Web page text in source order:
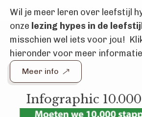
Wil je meer leren over leefstijl
onze lezing hypes in de
misschien wel iets voor jou!
hieronder voor meer
Meer info
Infographic